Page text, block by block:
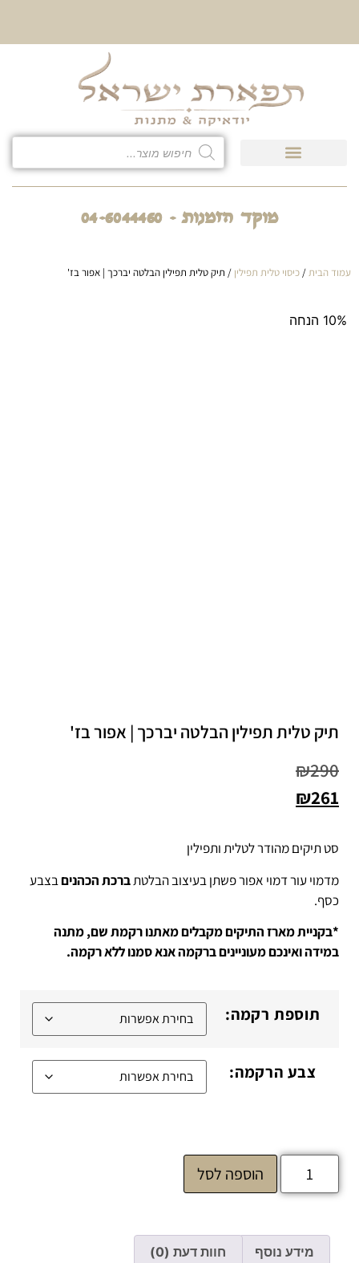
מוקד הזמנות - 04-6044460
עמוד הבית/ כיסוי טלית תפילין / תיק טלית תפילין הבלטה יברכך | אפור בז'
תיק טלית תפילין הבלטה יברכך | אפור בז'
₪290
₪261
סט תיקים מהודר לטלית ותפילין
מדמוי עור דמוי אפור פשתן בעיצוב הבלטתברכת הכהניםבצבע
כסף.
*בקניית מארז התיקים מקבלים מאתנו רקמת שם, מתנה
במידה ואינכם מעוניינים ברקמה אנא סמנו ללא רקמה.
תוספת רקמה:
צבע הרקמה:
הוספה לסל
מידע נוסף חוות דעת (0)
10% הנחה